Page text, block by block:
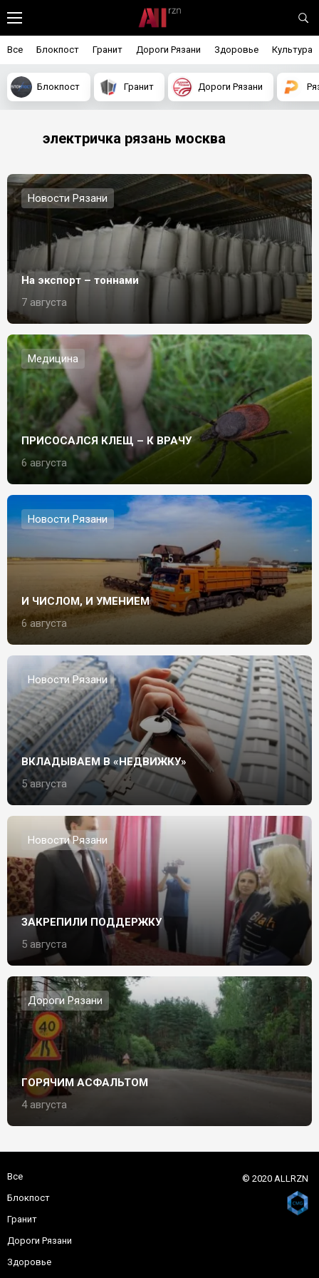
Все Блокпост Гранит Дороги Рязани Здоровье Культура
Блокпост Гранит Дороги Рязани
электричка рязань москва
Новости Рязани
На экспорт – тоннами
7 августа
Медицина
ПРИСОСАЛСЯ КЛЕЩ – К ВРАЧУ
6 августа
Новости Рязани
И ЧИСЛОМ, И УМЕНИЕМ
6 августа
Новости Рязани
ВКЛАДЫВАЕМ В «НЕДВИЖКУ»
5 августа
Новости Рязани
ЗАКРЕПИЛИ ПОДДЕРЖКУ
5 августа
Дороги Рязани
ГОРЯЧИМ АСФАЛЬТОМ
4 августа
Все
Блокпост
Гранит
Дороги Рязани
Здоровье
© 2020 ALLRZN